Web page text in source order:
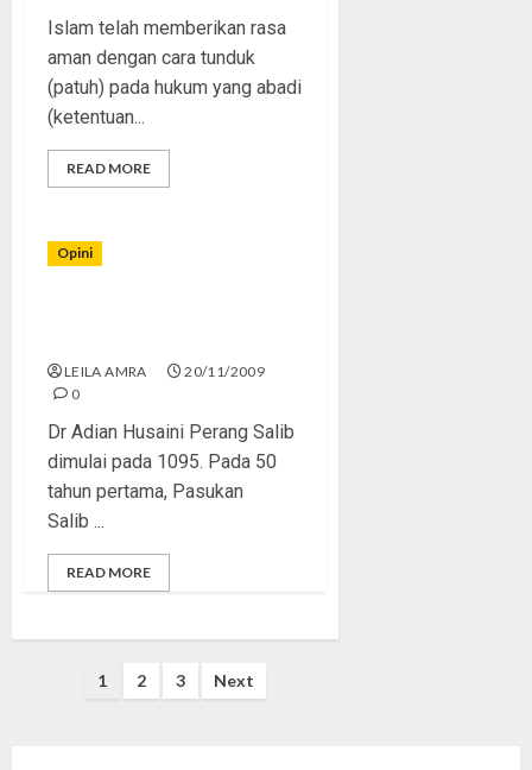
Islam telah memberikan rasa
aman dengan cara tunduk
(patuh) pada hukum yang abadi
(ketentuan...
READ MORE
Opini
LEILA AMRA
20/11/2009
0
Dr Adian Husaini Perang Salib
dimulai pada 1095. Pada 50
tahun pertama, Pasukan
Salib ...
READ MORE
1 2 3 Next